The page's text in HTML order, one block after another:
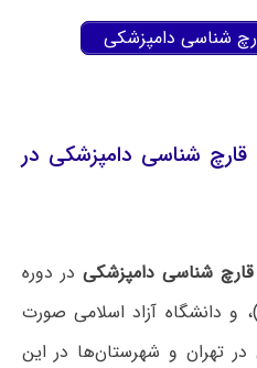
شناسی دامپزشکی
قارچ شناسی دامپزشکی در
شناسی دامپزشکی در دوره
و دانشگاه آزاد اسلامی صورت
تهران و شهرستان‌ها در این